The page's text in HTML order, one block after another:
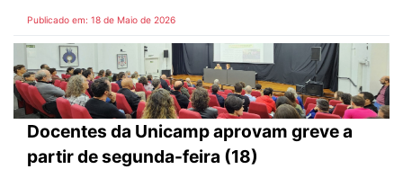
Publicado em: 18 de Maio de 2026
Docentes da Unicamp aprovam greve a
partir de segunda-feira (18)